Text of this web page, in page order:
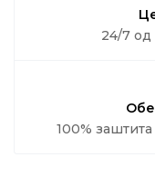
24/7 од
100%